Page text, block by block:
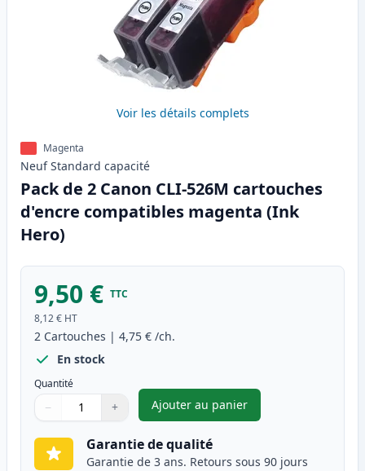
Voir les détails complets
Magenta
Neuf Standard capacité
Pack de 2 Canon CLI-526M cartouches
d'encre compatibles magenta (Ink
Hero)
9,50 € TTC
8,12 € HT
2 Cartouches | 4,75 € /ch.
En stock
Quantité
Quantité
Utilisez les boutons pour ajuster
− +
Quantité
Ajouter au panier
,Pack de 2 Canon CLI-526M
Garantie de qualité
Garantie de 3 ans. Retours sous 90 jours